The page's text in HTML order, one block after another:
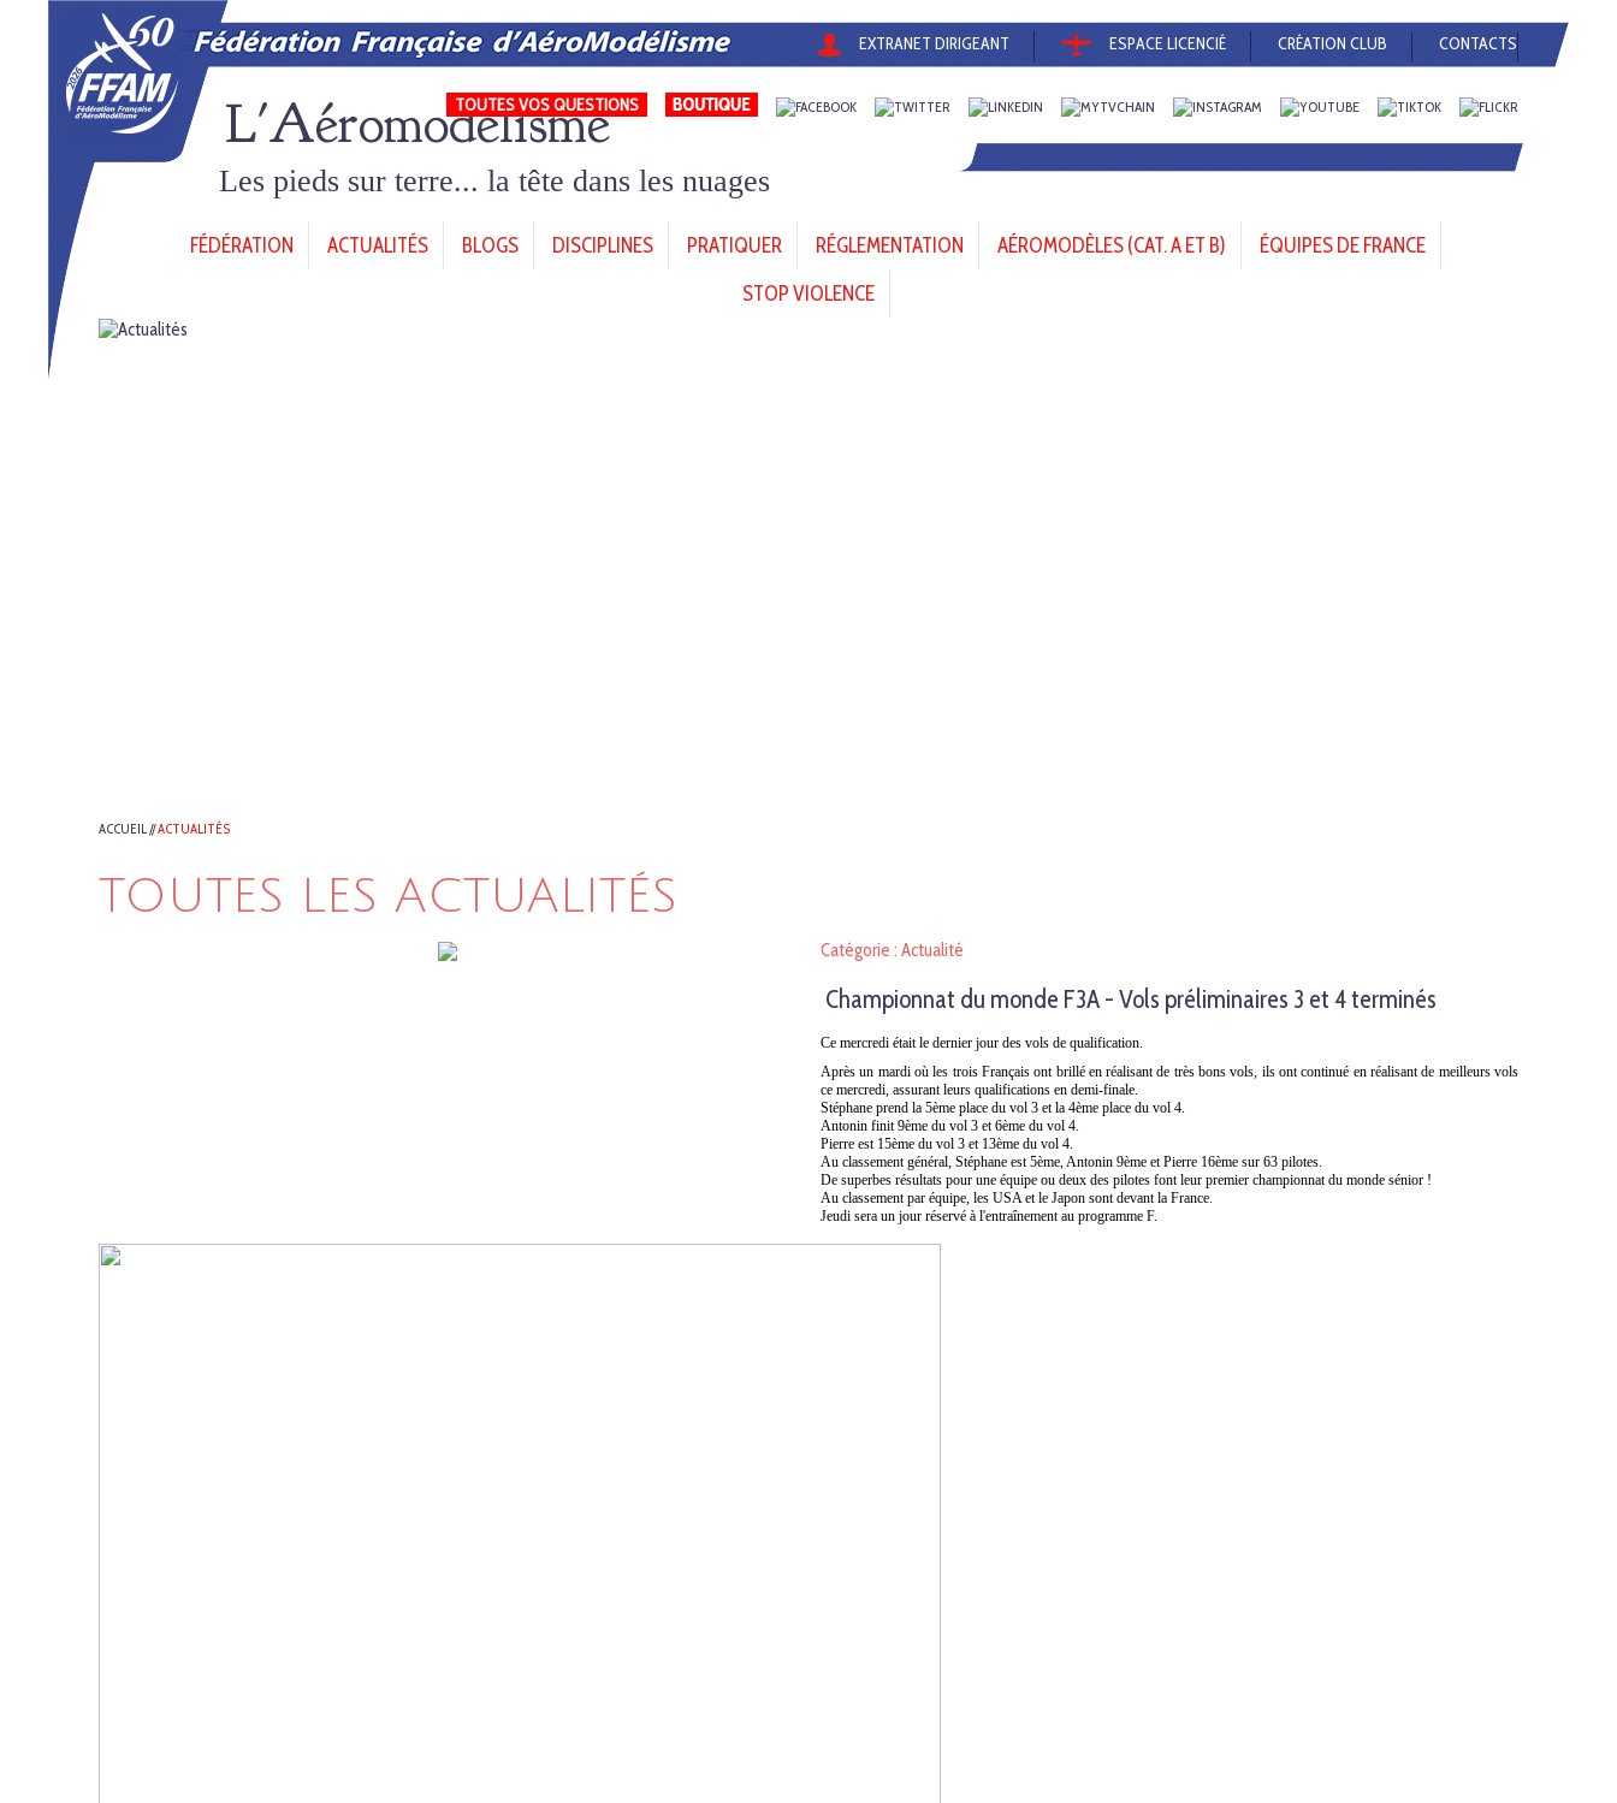
EXTRANET DIRIGEANT ESPACE LICENCIÉ CRÉATION CLUB CONTACTS
TOUTES VOS QUESTIONS
L'Aéromodélisme
Les pieds sur terre... la tête dans les nuages
FÉDÉRATION ACTUALITÉS BLOGS DISCIPLINES PRATIQUER RÉGLEMENTATION AÉROMODÈLES (CAT. A ET B)
ÉQUIPES DE FRANCE
STOP VIOLENCE
ACCUEIL//ACTUALITÉS
TOUTES LES ACTUALITÉS
Catégorie : Actualité
Championnat du monde F3A - Vols préliminaires 3 et 4 terminés
Ce mercredi était le dernier jour des vols de qualification.
Après un mardi où les trois Français ont brillé en réalisant de très bons vols, ils ont continué en réalisant de meilleurs vols
ce mercredi, assurant leurs qualifications en demi-finale.
Stéphane prend la 5ème place du vol 3 et la 4ème place du vol 4.
Antonin finit 9ème du vol 3 et 6ème du vol 4.
Pierre est 15ème du vol 3 et 13ème du vol 4.
Au classement général, Stéphane est 5ème, Antonin 9ème et Pierre 16ème sur 63 pilotes.
De superbes résultats pour une équipe ou deux des pilotes font leur premier championnat du monde sénior !
Au classement par équipe, les USA et le Japon sont devant la France.
Jeudi sera un jour réservé à l'entraînement au programme F.